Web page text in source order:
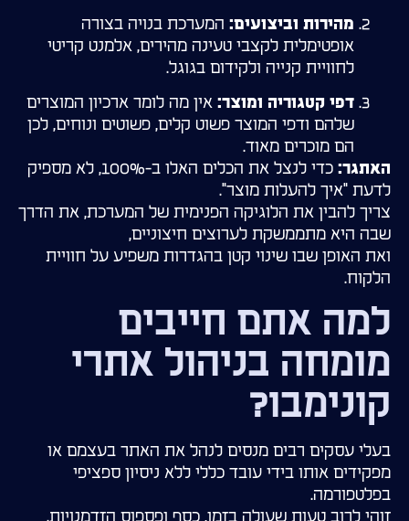
מהירות וביצועים: המערכת בנויה בצורה
אופטימלית לקצבי טעינה מהירים, אלמנט קריטי
לחוויית קנייה ולקידום בגוגל.
דפי קטגוריה ומוצר: אין מה לומר ארכיון המוצרים
שלהם ודפי המוצר פשוט קלים, פשוטים ונוחים, לכן
הם מוכרים מאוד.
האתגר:
כדי לנצל את הכלים האלו ב-100%, לא מספיק
לדעת "איך להעלות מוצר".
צריך להבין את הלוגיקה הפנימית של המערכת, את הדרך
שבה היא מתממשקת לערוצים חיצוניים,
ואת האופן שבו שינוי קטן בהגדרות משפיע על חוויית
הלקוח.
למה אתם חייבים
מומחה בניהול אתרי
קונימבו?
בעלי עסקים רבים מנסים לנהל את האתר בעצמם או
מפקידים אותו בידי עובד כללי ללא ניסיון ספציפי
בפלטפורמה.
זוהי לרוב טעות שעולה בזמן, כסף ופספוס הזדמנויות.